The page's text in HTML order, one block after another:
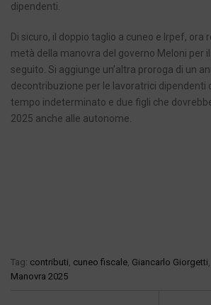
dipendenti.
Di sicuro, il doppio taglio a cuneo e Irpef, ora
metà della manovra del governo Meloni per
seguito. Si aggiunge un’altra proroga di un
decontribuzione per le lavoratrici dipendenti
tempo indeterminato e due figli che
2025 anche alle autonome.
Tag: contributi, cuneo fiscale, Giancarlo Giorgetti,
Manovra 2025